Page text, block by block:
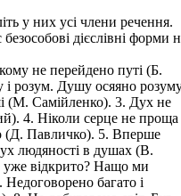
у них усі члени речення.
дієслівні форми
не перейдено путі (Б.
розум. Душу осяяно
(М. Самійленко). 3. Дух не
4. Ніколи серце не проща
(Д. Павличко). 5. Вперше
людяності в душах (В.
уже відкрито? Нащо ми
багато і